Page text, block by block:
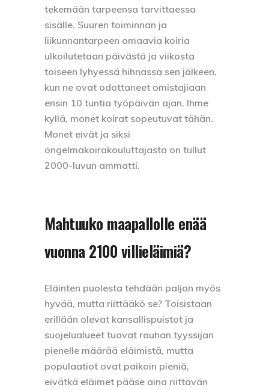
tekemään tarpeensa tarvittaessa
sisälle. Suuren toiminnan ja
liikunnantarpeen omaavia koiria
ulkoilutetaan päivästä ja viikosta
toiseen lyhyessä hihnassa sen jälkeen,
kun ne ovat odottaneet omistajiaan
ensin 10 tuntia työpäivän ajan. Ihme
kyllä, monet koirat sopeutuvat tähän.
Monet eivät ja siksi
ongelmakoirakouluttajasta on tullut
2000-luvun ammatti.
Mahtuuko maapallolle enää
vuonna 2100 villieläimiä?
Eläinten puolesta tehdään paljon myös
hyvää, mutta riittääkö se? Toisistaan
erillään olevat kansallispuistot ja
suojelualueet tuovat rauhan tyyssijan
pienelle määrää eläimistä, mutta
populaatiot ovat paikoin pieniä,
eivätkä eläimet pääse aina riittävän